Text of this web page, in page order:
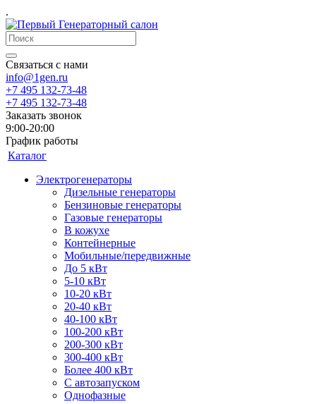
.
Связаться с нами
info@1gen.ru
+7 495 132-73-48
+7 495 132-73-48
Заказать звонок
9:00-20:00
График работы
Каталог
Электрогенераторы
Дизельные генераторы
Бензиновые генераторы
Газовые генераторы
В кожухе
Контейнерные
Мобильные/передвижные
До 5 кВт
5-10 кВт
10-20 кВт
20-40 кВт
40-100 кВт
100-200 кВт
200-300 кВт
300-400 кВт
Более 400 кВт
С автозапуском
Однофазные